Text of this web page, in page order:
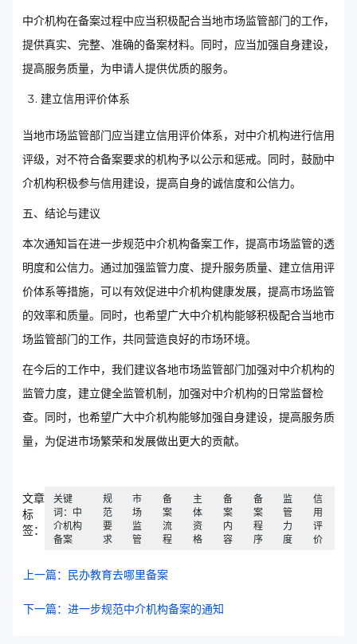
中介机构在备案过程中应当积极配合当地市场监管部门的工作，
提供真实、完整、准确的备案材料。同时，应当加强自身建设，
提高服务质量，为申请人提供优质的服务。
建立信用评价体系
当地市场监管部门应当建立信用评价体系，对中介机构进行信用
评级，对不符合备案要求的机构予以公示和惩戒。同时，鼓励中
介机构积极参与信用建设，提高自身的诚信度和公信力。
五、结论与建议
本次通知旨在进一步规范中介机构备案工作，提高市场监管的透
明度和公信力。通过加强监管力度、提升服务质量、建立信用评
价体系等措施，可以有效促进中介机构健康发展，提高市场监管
的效率和质量。同时，也希望广大中介机构能够积极配合当地市
场监管部门的工作，共同营造良好的市场环境。
在今后的工作中，我们建议各地市场监管部门加强对中介机构的
监管力度，建立健全监管机制，加强对中介机构的日常监督检
查。同时，也希望广大中介机构能够加强自身建设，提高服务质
量，为促进市场繁荣和发展做出更大的贡献。
文章
标
签：
关键
词：中
介机构
备案
规
范
要
求
市
场
监
管
备
案
流
程
主
体
资
格
备
案
内
容
备
案
程
序
监
管
力
度
信
用
评
价
上一篇：民办教育去哪里备案
下一篇：进一步规范中介机构备案的通知